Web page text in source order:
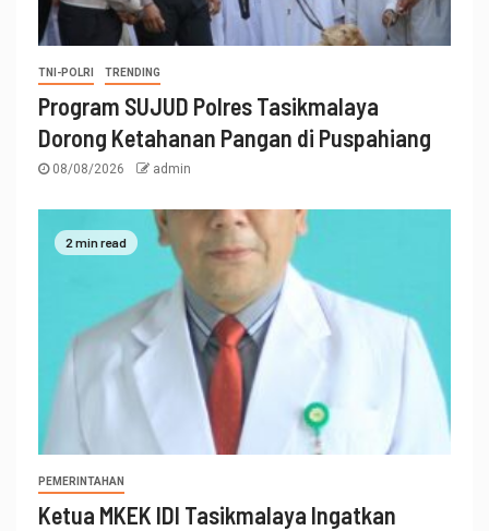
TNI-POLRI TRENDING
Program SUJUD Polres Tasikmalaya
Dorong Ketahanan Pangan di Puspahiang
08/08/2026 admin
2 min read
PEMERINTAHAN
Ketua MKEK IDI Tasikmalaya Ingatkan